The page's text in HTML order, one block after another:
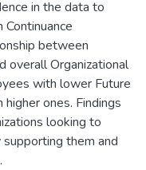
in the data to
between
overall Organizational
with lower Future
ones. Findings
looking to
them and